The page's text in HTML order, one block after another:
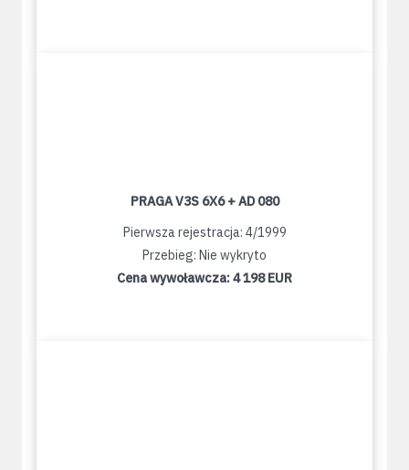
PRAGA V3S 6X6 + AD 080
Pierwsza rejestracja: 4/1999
Przebieg: Nie wykryto
Cena wywoławcza:4 198 EUR